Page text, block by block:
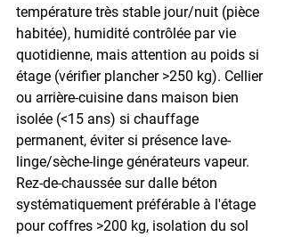
température très stable jour/nuit (pièce
habitée), humidité contrôlée par vie
quotidienne, mais attention au poids si
étage (vérifier plancher >250 kg). Cellier
ou arrière-cuisine dans maison bien
isolée (<15 ans) si chauffage
permanent, éviter si présence lave-
linge/sèche-linge générateurs vapeur.
Rez-de-chaussée sur dalle béton
systématiquement préférable à l'étage
pour coffres >200 kg, isolation du sol